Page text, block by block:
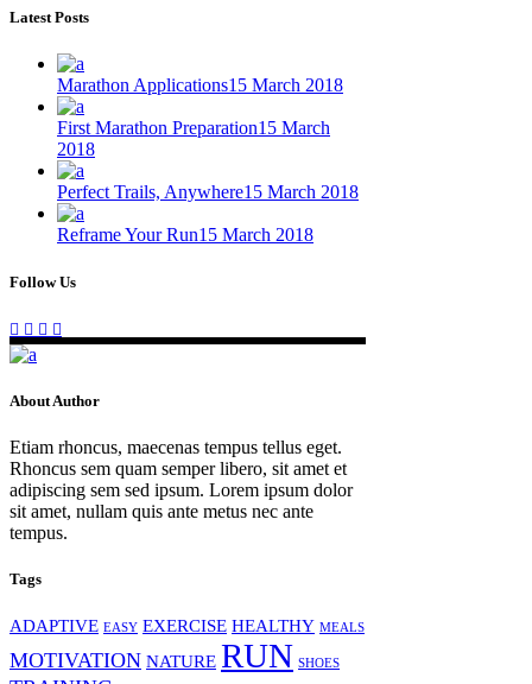
Latest Posts
Marathon Applications15 March 2018
First Marathon Preparation15 March
2018
Perfect Trails, Anywhere15 March 2018
Reframe Your Run15 March 2018
Follow Us
About Author
Etiam rhoncus, maecenas tempus tellus eget.
Rhoncus sem quam semper libero, sit amet et
adipiscing sem sed ipsum. Lorem ipsum dolor
sit amet, nullam quis ante metus nec ante
tempus.
Tags
ADAPTIVE EASY EXERCISE HEALTHY MEALS
MOTIVATION NATURE RUN SHOES